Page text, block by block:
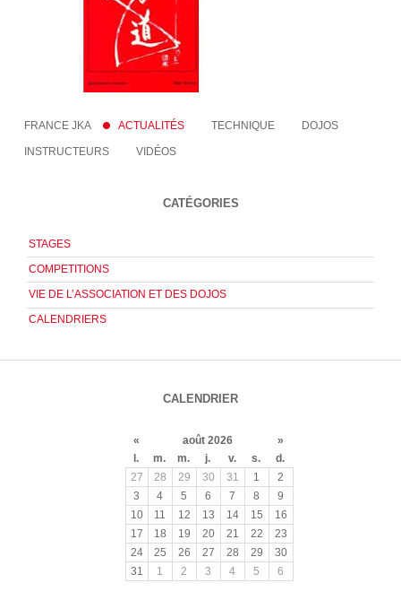
FRANCE JKA ACTUALITÉS TECHNIQUE DOJOS
INSTRUCTEURS VIDÉOS
CATÉGORIES
STAGES
COMPETITIONS
VIE DE L’ASSOCIATION ET DES DOJOS
CALENDRIERS
CALENDRIER
« août 2026
»
l.
m. m. j. v. s.
d.
27
28 29 30 31 1
2
3
4 5 6 7 8
9
10
11 12 13 14 15
16
17
18 19 20 21 22
23
24
25 26 27 28 29
30
31
1 2 3 4 5 6